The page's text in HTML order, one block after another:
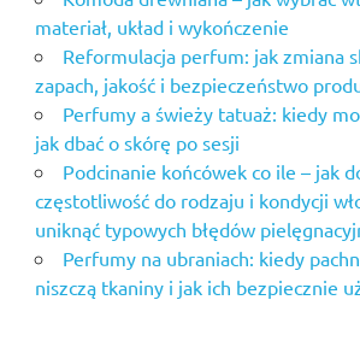
miralash
arganowy
cena
olejek
kokosowy
do
włosów
olejek
sosnowy
materiał, układ i wykończenie
Reformulacja perfum: jak zmiana
zapach, jakość i bezpieczeństwo
Perfumy a świeży tatuaż: kiedy
jak dbać o skórę po sesji
Podcinanie końcówek co ile – jak
częstotliwość do rodzaju i kondycji
uniknąć typowych błędów
Perfumy na ubraniach: kiedy
niszczą tkaniny i jak ich bezpiecznie